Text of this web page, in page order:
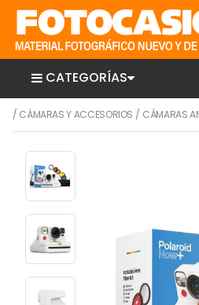
CATEGORÍAS
/ CÁMARAS Y ACCESORIOS / CÁMARAS